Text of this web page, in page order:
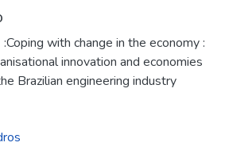
with change in the economy :
innovation and economies
Brazilian engineering industry